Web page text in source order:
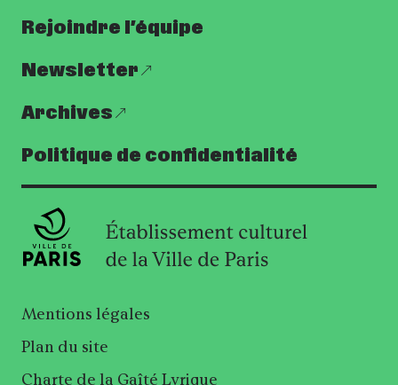
Rejoindre l’équipe
Newsletter
Archives
Politique de confidentialité
Mentions légales
Plan du site
Charte de la Gaîté Lyrique